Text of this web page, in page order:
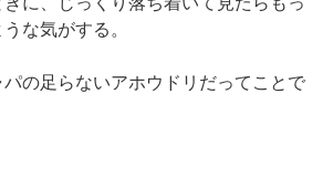
な気がする。
の足らないアホウドリだってことで